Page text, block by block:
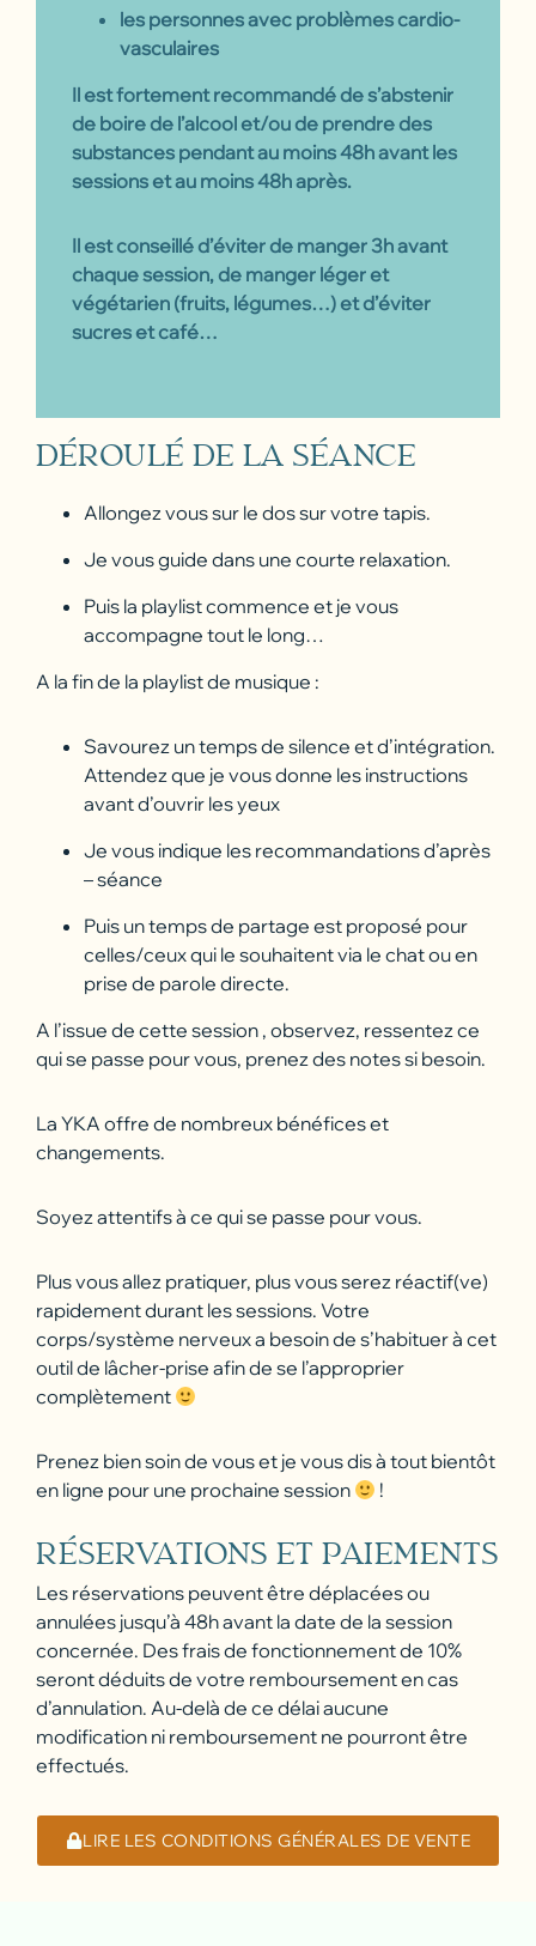
les personnes avec problèmes cardio-
vasculaires
Il est fortement recommandé de s’abstenir
de boire de l’alcool et/ou de prendre des
substances pendant au moins 48h avant les
sessions et au moins 48h après.
Il est conseillé d’éviter de manger 3h avant
chaque session, de manger léger et
végétarien (fruits, légumes…) et d’éviter
sucres et café…
DÉROULÉ DE LA SÉANCE
Allongez vous sur le dos sur votre tapis.
Je vous guide dans une courte relaxation.
Puis la playlist commence et je vous
accompagne tout le long…
A la fin de la playlist de musique :
Savourez un temps de silence et d’intégration.
Attendez que je vous donne les instructions
avant d’ouvrir les yeux
Je vous indique les recommandations d’après
– séance
Puis un temps de partage est proposé pour
celles/ceux qui le souhaitent via le chat ou en
prise de parole directe.
A l’issue de cette session , observez, ressentez ce
qui se passe pour vous, prenez des notes si besoin.
La YKA offre de nombreux bénéfices et
changements.
Soyez attentifs à ce qui se passe pour vous.
Plus vous allez pratiquer, plus vous serez réactif(ve)
rapidement durant les sessions. Votre
corps/système nerveux a besoin de s’habituer à cet
outil de lâcher-prise afin de se l’approprier
complètement
Prenez bien soin de vous et je vous dis à tout bientôt
en ligne pour une prochaine session
!
RÉSERVATIONS ET PAIEMENTS
Les réservations peuvent être déplacées ou
annulées jusqu’à 48h avant la date de la session
concernée. Des frais de fonctionnement de 10%
seront déduits de votre remboursement en cas
d’annulation. Au-delà de ce délai aucune
modification ni remboursement ne pourront être
effectués.
LIRE LES CONDITIONS GÉNÉRALES DE VENTE